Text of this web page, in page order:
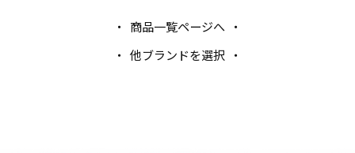
商品一覧ページへ
他ブランドを選択